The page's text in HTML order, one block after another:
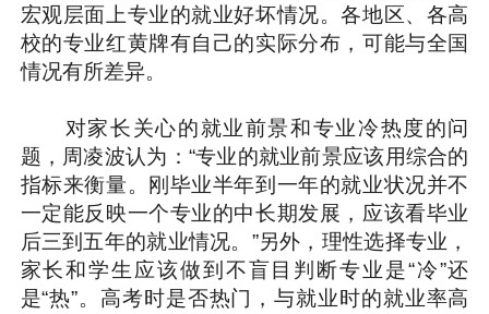
宏观层面上专业的就业好坏情况。各地区、各高
校的专业红黄牌有自己的实际分布，可能与全国
情况有所差异。
对家长关心的就业前景和专业冷热度的问
题，周凌波认为：“专业的就业前景应该用综合的
指标来衡量。刚毕业半年到一年的就业状况并不
一定能反映一个专业的中长期发展，应该看毕业
后三到五年的就业情况。”另外，理性选择专业，
家长和学生应该做到不盲目判断专业是“冷”还
是“热”。高考时是否热门，与就业时的就业率高